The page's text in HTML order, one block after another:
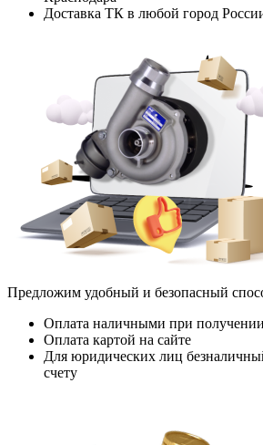
Доставка ТК в любой город
Предложим удобный и безопасный
Оплата наличными при получении
Оплата картой на сайте
Для юридических лиц
счету